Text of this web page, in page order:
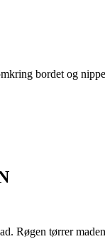
bordet og
Røgen tørrer